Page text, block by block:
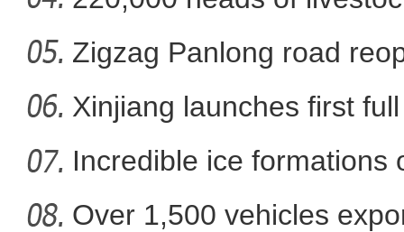
新疆吉木乃县万驼园给骆驼
betwee
Zigzag Panlong road
Xinjiang launches first
Incredible ice formations
Over 1,500 vehicles